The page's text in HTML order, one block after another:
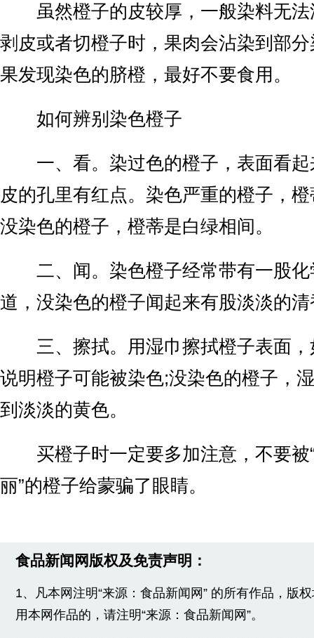
虽然橙子的皮较厚，一般染料无法
剥皮或者切橙子时，果肉会沾染到部
果发现染色的脐橙，最好不要食用。
如何辨别染色橙子
一、看。染过色的橙子，表面看起
皮的孔里有红点。染色严重的橙子，
没染色的橙子，橙蒂是白绿相间。
二、闻。染色橙子经常带有一股化
道，没染色的橙子闻起来有股淡淡的
三、擦拭。用湿巾擦拭橙子表面，
说明橙子可能被染色;没染色的橙子，
到淡淡的黄色。
买橙子时一定要多加注意，不要被
丽”的橙子给蒙骗了眼睛。
食品新闻网版权及免责声明：
1、凡本网注明“来源：食品新闻网” 的所有作品，版
用本网作品的，请注明“来源：食品新闻网”。